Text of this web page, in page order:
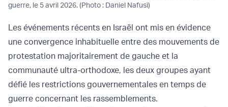
guerre, le 5 avril 2026. (Photo : Daniel Nafusi)
Les événements récents en Israël ont mis en évidence
une convergence inhabituelle entre des mouvements de
protestation majoritairement de gauche et la
communauté ultra-orthodoxe, les deux groupes ayant
défié les restrictions gouvernementales en temps de
guerre concernant les rassemblements.